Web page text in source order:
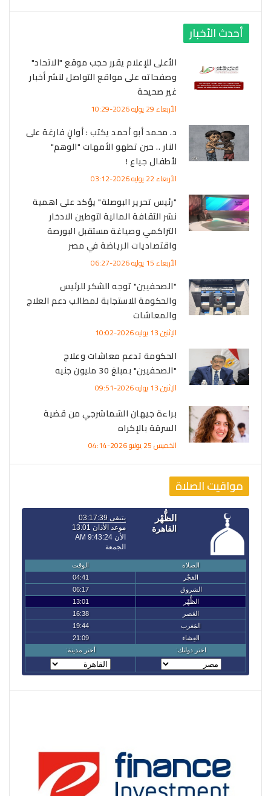
أحدث الأخبار
الأعلى للإعلام يقرر حجب موقع "الاتحاد"
وصفحاته على مواقع التواصل لنشر أخبار
غير صحيحة
الأربعاء 29 يوليه 2026-10:29
د. محمد أبو أحمد يكتب : أوانٍ فارغة على
النار .. حين تطهو الأمهات "الوهم"
لأطفال جياع !
الأربعاء 22 يوليه 2026-03:12
"رئيس تحرير البوصلة" يؤكد على اهمية
نشر الثقافة المالية لتوطين الادخار
التراكمي وصياغة مستقبل البورصة
واقتصاديات الرياضة في مصر
الأربعاء 15 يوليه 2026-06:27
"الصحفيين" توجه الشكر للرئيس
والحكومة للاستجابة لمطالب دعم العلاج
والمعاشات
الإثنين 13 يوليه 2026-10:02
الحكومة تدعم معاشات وعلاج
"الصحفيين" بمبلغ 30 مليون جنيه
الإثنين 13 يوليه 2026-09:51
براءة جيهان الشماشرجي من قضية
السرقة بالإكراه
الخميس 25 يونيو 2026-04:14
مواقيت الصلاة